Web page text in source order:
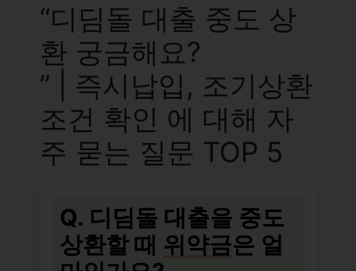
“디딤돌 대출 중도 상
환 궁금해요?
” | 즉시납입, 조기상환
조건 확인 에 대해 자
주 묻는 질문 TOP 5
Q. 디딤돌 대출을 중도
상환할 때 위약금은 얼